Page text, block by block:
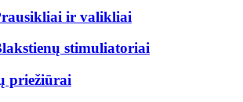
ir valikliai
stimuliatoriai
priežiūrai